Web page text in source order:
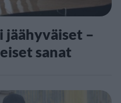
jäähyväiset –
sanat